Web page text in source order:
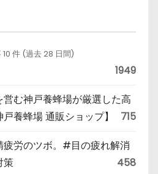
件 (過去 28 日間)
1949
む神戸養蜂場が厳選した高
養蜂場 通販ショップ】
715
疲労のツボ。#目の疲れ解消
策
458